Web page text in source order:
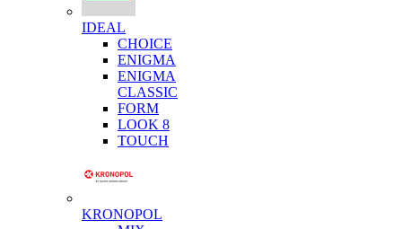
IDEAL
CHOICE
ENIGMA
ENIGMA
CLASSIC
FORM
LOOK 8
TOUCH
KRONOPOL